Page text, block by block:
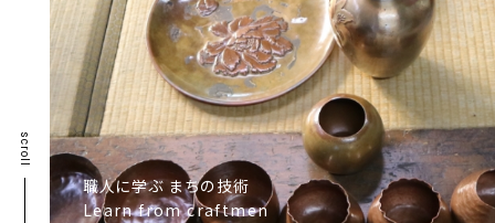
scroll
職人に学ぶ まちの技術
Learn from craftmen